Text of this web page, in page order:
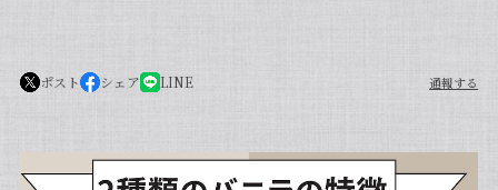
ポスト シェア LINE 通報する